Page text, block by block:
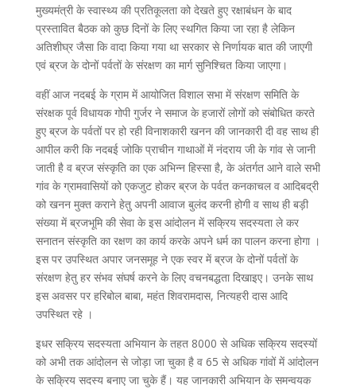
मुख्यमंत्री के स्वास्थ्य की प्रतिकूलता को देखते हुए रक्षाबंधन के बाद
प्रस्तावित बैठक को कुछ दिनों के लिए स्थगित किया जा रहा है लेकिन
अतिशीघ्र जैसा कि वादा किया गया था सरकार से निर्णायक बात की जाएगी
एवं ब्रज के दोनों पर्वतों के संरक्षण का मार्ग सुनिश्चित किया जाएगा।
वहीं आज नदबई के ग्राम में आयोजित विशाल सभा में संरक्षण समिति के
संरक्षक पूर्व विधायक गोपी गुर्जर ने समाज के हजारों लोगों को संबोधित करते
हुए ब्रज के पर्वतों पर हो रही विनाशकारी खनन की जानकारी दी वह साथ ही
आपील करी कि नदबई जोकि प्राचीन गाथाओं में नंदराय जी के गांव से जानी
जाती है व ब्रज संस्कृति का एक अभिन्न हिस्सा है, के अंतर्गत आने वाले सभी
गांव के ग्रामवासियों को एकजुट होकर ब्रज के पर्वत कनकाचल व आदिबद्री
को खनन मुक्त कराने हेतु अपनी आवाज बुलंद करनी होगी व साथ ही बड़ी
संख्या में ब्रजभूमि की सेवा के इस आंदोलन में सक्रिय सदस्यता ले कर
सनातन संस्कृति का रक्षण का कार्य करके अपने धर्म का पालन करना होगा ।
इस पर उपस्थित अपार जनसमूह ने एक स्वर में ब्रज के दोनों पर्वतों के
संरक्षण हेतु हर संभव संघर्ष करने के लिए वचनबद्धता दिखाइए। उनके साथ
इस अवसर पर हरिबोल बाबा, महंत शिवरामदास, नित्यहरी दास आदि
उपस्थित रहे ।
इधर सक्रिय सदस्यता अभियान के तहत 8000 से अधिक सक्रिय सदस्यों
को अभी तक आंदोलन से जोड़ा जा चुका है व 65 से अधिक गांवों में आंदोलन
के सक्रिय सदस्य बनाए जा चुके हैं। यह जानकारी अभियान के समन्वयक